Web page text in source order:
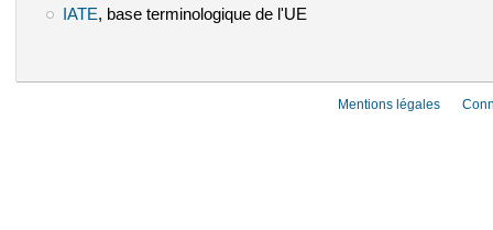
IATE (le lien est externe)
, base terminologique de l'UE
Mentions légales